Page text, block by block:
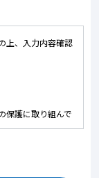
上、入力内容確認
保護に取り組んで